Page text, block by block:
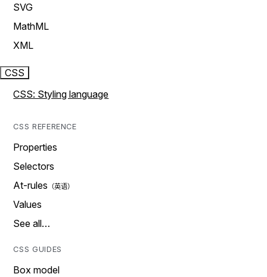
SVG
MathML
XML
CSS
CSS: Styling language
CSS REFERENCE
Properties
Selectors
At-rules
Values
See all…
CSS GUIDES
Box model